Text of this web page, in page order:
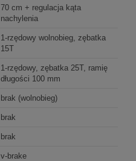
70 cm + regulacja kąta
nachylenia
1-rzędowy wolnobieg, zębatka
15T
1-rzędowy, zębatka 25T, ramię
długości 100 mm
brak (wolnobieg)
brak
brak
v-brake